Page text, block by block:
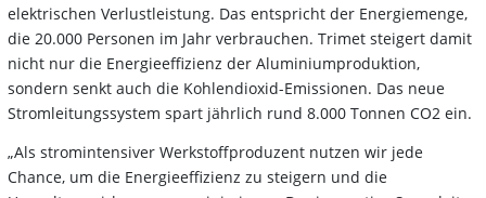
elektrischen Verlustleistung. Das entspricht der Energiemenge,
die 20.000 Personen im Jahr verbrauchen. Trimet steigert damit
nicht nur die Energieeffizienz der Aluminiumproduktion,
sondern senkt auch die Kohlendioxid-Emissionen. Das neue
Stromleitungssystem spart jährlich rund 8.000 Tonnen CO2 ein.
„Als stromintensiver Werkstoffproduzent nutzen wir jede
Chance, um die Energieeffizienz zu steigern und die